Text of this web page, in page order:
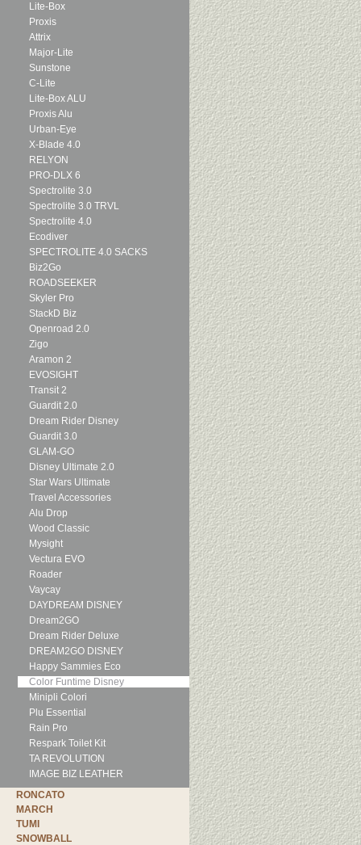
Lite-Box
Proxis
Attrix
Major-Lite
Sunstone
C-Lite
Lite-Box ALU
Proxis Alu
Urban-Eye
X-Blade 4.0
RELYON
PRO-DLX 6
Spectrolite 3.0
Spectrolite 3.0 TRVL
Spectrolite 4.0
Ecodiver
SPECTROLITE 4.0 SACKS
Biz2Go
ROADSEEKER
Skyler Pro
StackD Biz
Openroad 2.0
Zigo
Aramon 2
EVOSIGHT
Transit 2
Guardit 2.0
Dream Rider Disney
Guardit 3.0
GLAM-GO
Disney Ultimate 2.0
Star Wars Ultimate
Travel Accessories
Alu Drop
Wood Classic
Mysight
Vectura EVO
Roader
Vaycay
DAYDREAM DISNEY
Dream2GO
Dream Rider Deluxe
DREAM2GO DISNEY
Happy Sammies Eco
Color Funtime Disney
Minipli Colori
Plu Essential
Rain Pro
Respark Toilet Kit
TA REVOLUTION
IMAGE BIZ LEATHER
RONCATO
MARCH
TUMI
SNOWBALL